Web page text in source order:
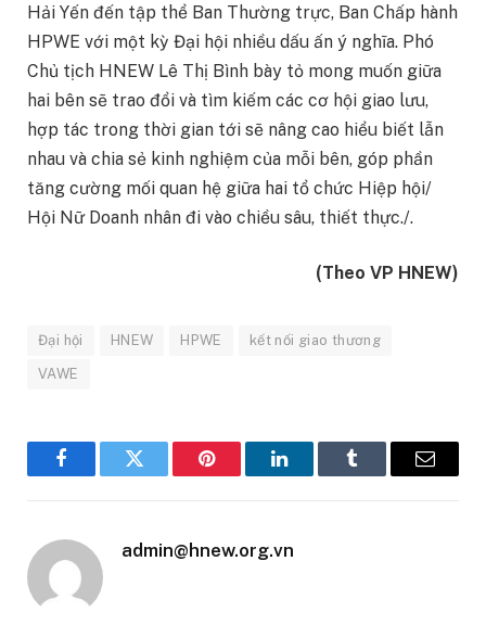
Hải Yến đến tập thể Ban Thường trực, Ban Chấp hành
HPWE với một kỳ Đại hội nhiều dấu ấn ý nghĩa. Phó
Chủ tịch HNEW Lê Thị Bình bày tỏ mong muốn giữa
hai bên sẽ trao đổi và tìm kiếm các cơ hội giao lưu,
hợp tác trong thời gian tới sẽ nâng cao hiểu biết lẫn
nhau và chia sẻ kinh nghiệm của mỗi bên, góp phần
tăng cường mối quan hệ giữa hai tổ chức Hiệp hội/
Hội Nữ Doanh nhân đi vào chiều sâu, thiết thực./.
(Theo VP HNEW)
Đại hội HNEW HPWE kết nối giao thương
VAWE
FacebookTwitter Pinterest LinkedInTumblr Email
admin@hnew.org.vn